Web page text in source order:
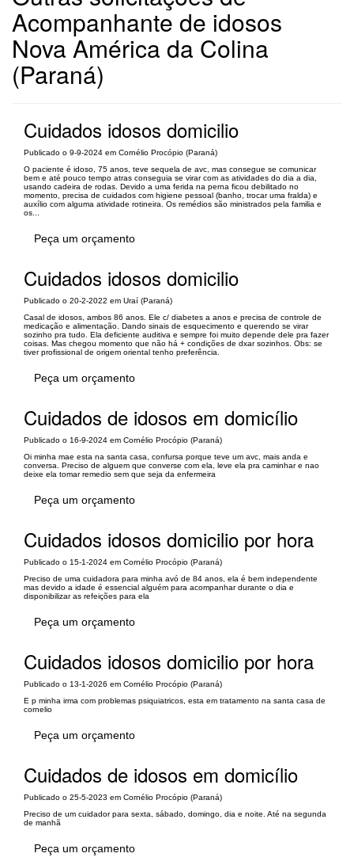
Acompanhante de idosos
Nova América da Colina
(Paraná)
Cuidados idosos domicilio
Publicado o 9-9-2024 em Cornélio Procópio (Paraná)
O paciente é idoso, 75 anos, teve sequela de avc, mas consegue se comunicar
bem e até pouco tempo atras conseguia se virar com as atividades do dia a dia,
usando cadeira de rodas. Devido a uma ferida na perna ficou debilitado no
momento, precisa de cuidados com higiene pessoal (banho, trocar uma fralda) e
auxílio com alguma atividade rotineira. Os remédios são ministrados pela familia e
os...
Peça um orçamento
Cuidados idosos domicilio
Publicado o 20-2-2022 em Uraí (Paraná)
Casal de idosos, ambos 86 anos. Ele c/ diabetes a anos e precisa de controle de
medicação e alimentação. Dando sinais de esquecimento e querendo se virar
sozinho pra tudo. Ela deficiente auditiva e sempre foi muito depende dele pra fazer
coisas. Mas chegou momento que não há + condições de dxar sozinhos. Obs: se
tiver profissional de origem oriental tenho preferência.
Peça um orçamento
Cuidados de idosos em domicílio
Publicado o 16-9-2024 em Cornélio Procópio (Paraná)
Oi minha mae esta na santa casa, confursa porque teve um avc, mais anda e
conversa. Preciso de alguem que converse com ela, leve ela pra caminhar e nao
deixe ela tomar remedio sem que seja da enfermeira
Peça um orçamento
Cuidados idosos domicilio por hora
Publicado o 15-1-2024 em Cornélio Procópio (Paraná)
Preciso de uma cuidadora para minha avó de 84 anos, ela é bem independente
mas devido a idade é essencial alguém para acompanhar durante o dia e
disponibilizar as refeições para ela
Peça um orçamento
Cuidados idosos domicilio por hora
Publicado o 13-1-2026 em Cornélio Procópio (Paraná)
E p minha irma com problemas psiquiatricos, esta em tratamento na santa casa de
cornelio
Peça um orçamento
Cuidados de idosos em domicílio
Publicado o 25-5-2023 em Cornélio Procópio (Paraná)
Preciso de um cuidador para sexta, sábado, domingo, dia e noite. Até na segunda
de manhã
Peça um orçamento